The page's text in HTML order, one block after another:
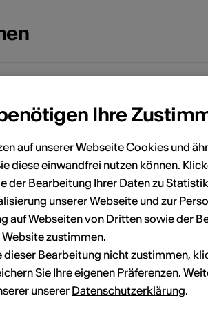
Le temps des sorcières
Ihre
auf unserer Webseite Cookies und
diese einwandfrei nutzen können.
der Bearbeitung Ihrer Daten zu
unserer Webseite und zur
auf Webseiten von Dritten sowie der
Website zustimmen.
dieser Bearbeitung nicht zustimmen,
Sie Ihre eigenen Präferenzen.
unserer Datenschutzerklärung.